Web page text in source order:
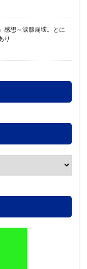
感想～涙腺崩壊。とに
り